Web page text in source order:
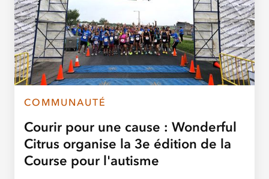
COMMUNAUTÉ
Courir pour une cause : Wonderful
Citrus organise la 3e édition de la
Course pour l'autisme